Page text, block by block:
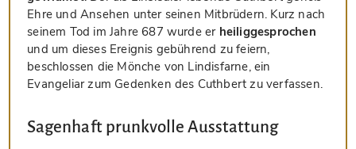
Ehre und Ansehen unter seinen Mitbrüdern. Kurz nach
seinem Tod im Jahre 687 wurde er heiliggesprochen
und um dieses Ereignis gebührend zu feiern,
beschlossen die Mönche von Lindisfarne, ein
Evangeliar zum Gedenken des Cuthbert zu verfassen.
Sagenhaft prunkvolle Ausstattung